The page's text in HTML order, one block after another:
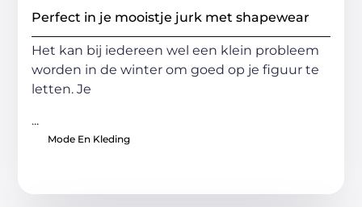
Perfect in je mooistje jurk met shapewear
Het kan bij iedereen wel een klein probleem
worden in de winter om goed op je figuur te
letten. Je
...
Mode En Kleding